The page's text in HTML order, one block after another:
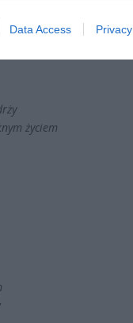
Data Access
życiem